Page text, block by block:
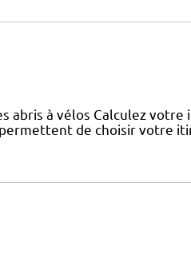
abris à vélos Calculez votre
de choisir votre